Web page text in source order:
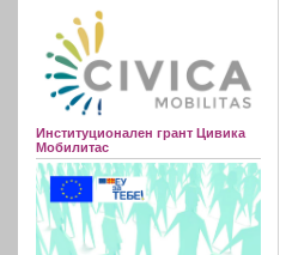
Институционален грант Цивика
Мобилитас